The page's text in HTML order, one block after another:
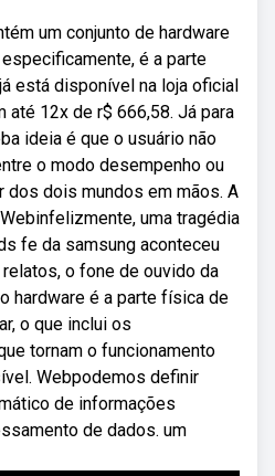
um conjunto de hardware
é a parte
está disponível na loja oficial
até 12x de r$ 666,58. Já para
ideia é que o usuário não
o modo desempenho ou
dos dois mundos em mãos. A
uma tragédia
fe da samsung aconteceu
o fone de ouvido da
hardware é a parte física de
o que inclui os
tornam o funcionamento
Webpodemos definir
de informações
de dados. um